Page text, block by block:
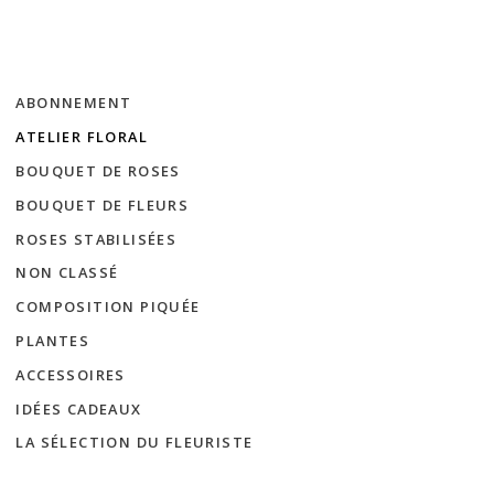
ABONNEMENT
ATELIER FLORAL
BOUQUET DE ROSES
BOUQUET DE FLEURS
ROSES STABILISÉES
NON CLASSÉ
COMPOSITION PIQUÉE
PLANTES
ACCESSOIRES
IDÉES CADEAUX
LA SÉLECTION DU FLEURISTE